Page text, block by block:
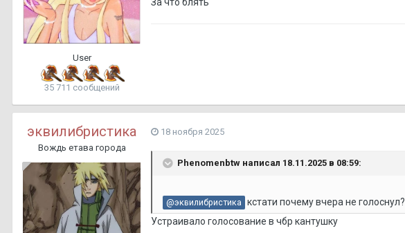
User
35 711 сообщений
эквилибристика
Вождь етава города
18 ноября 2025
Phenomenbtw написал 18.11.2025 в 08:59:
@эквилибристика кстати почему вчера не голоснул?
Устраивало голосование в чбр кантушку